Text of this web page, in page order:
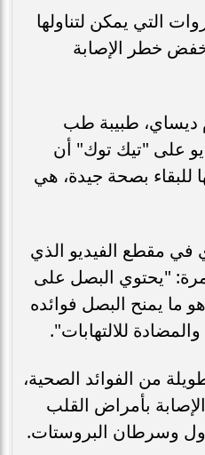
التي يمكن لتناولها
خطر الإصابة
ديساي، طبيبة طب
على "تيك توك" أن
للبقاء بصحة جيدة، هي
مقطع الفيديو الذي
من 40 ألف مرة: "يحتوي البصل على
ما يمنح البصل فوائده
للالتهابات".
من الفوائد الصحية،
بأمراض القلب
وسرطان البروستات.